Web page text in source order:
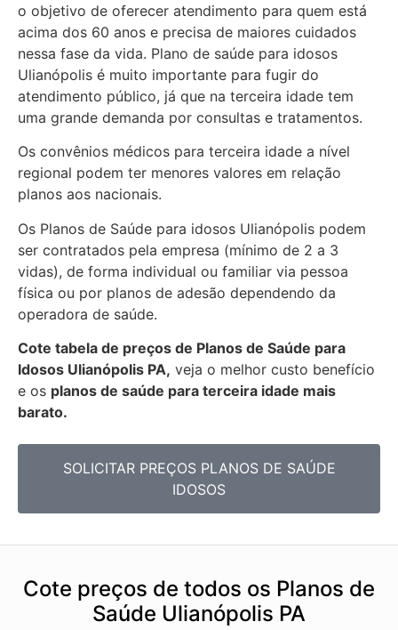
o objetivo de oferecer atendimento para quem está
acima dos 60 anos e precisa de maiores cuidados
nessa fase da vida. Plano de saúde para idosos
Ulianópolis é muito importante para fugir do
atendimento público, já que na terceira idade tem
uma grande demanda por consultas e tratamentos.
Os convênios médicos para terceira idade a nível
regional podem ter menores valores em relação
planos aos nacionais.
Os Planos de Saúde para idosos Ulianópolis podem
ser contratados pela empresa (mínimo de 2 a 3
vidas), de forma individual ou familiar via pessoa
física ou por planos de adesão dependendo da
operadora de saúde.
Cote tabela de preços de Planos de Saúde para
Idosos Ulianópolis PA, veja o melhor custo benefício
e os planos de saúde para terceira idade mais
barato.
SOLICITAR PREÇOS PLANOS DE SAÚDE
IDOSOS
Cote preços de todos os Planos de
Saúde Ulianópolis PA